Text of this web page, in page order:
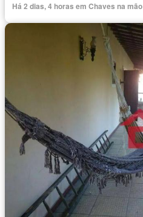
Há 2 dias, 4 horas em Chaves na mão